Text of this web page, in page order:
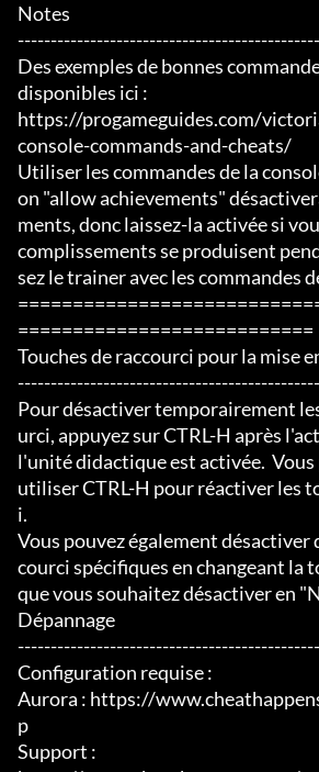
Notes
Des exemples de bonnes
disponibles ici :
https://progameguides.com/
console-commands-and-cheats/
Utiliser les commandes de la
on "allow achievements"
ments, donc laissez-la activée si
complissements se produisent
sez le trainer avec les commandes
===========================
Touches de raccourci pour la mise
Pour désactiver temporairement
urci, appuyez sur CTRL-H après
l'unité didactique est activée.
utiliser CTRL-H pour réactiver les
i.
Vous pouvez également désactiver
courci spécifiques en changeant la
que vous souhaitez désactiver en
Dépannage
Configuration requise :
Aurora : https://
p
Support :